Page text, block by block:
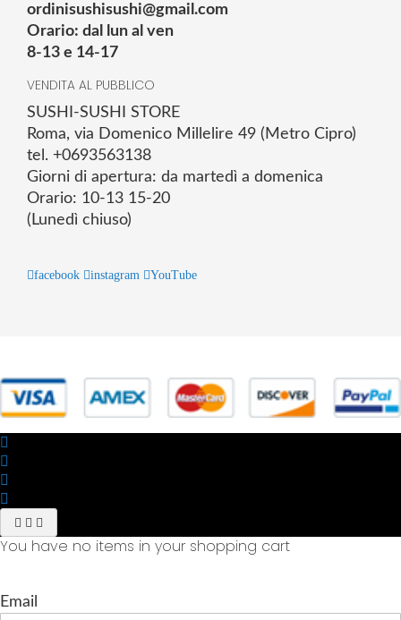
ordinisushisushi@gmail.com
Orario: dal lun al ven
8-13 e 14-17
VENDITA AL PUBBLICO
SUSHI-SUSHI STORE
Roma, via Domenico Millelire 49 (Metro Cipro)
tel. +0693563138
Giorni di apertura: da martedì a domenica
Orario: 10-13 15-20
(Lunedì chiuso)
facebook instagram YouTube
You have no items in your shopping cart
Email